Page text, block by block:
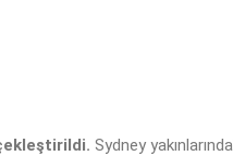
Sydney